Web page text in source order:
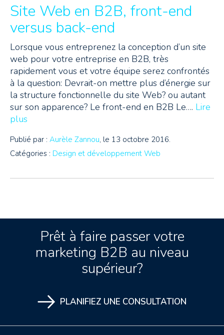
Site Web en B2B, front-end
versus back-end
Lorsque vous entreprenez la conception d’un site
web pour votre entreprise en B2B, très
rapidement vous et votre équipe serez confrontés
à la question: Devrait-on mettre plus d’énergie sur
la structure fonctionnelle du site Web? ou autant
sur son apparence? Le front-end en B2B Le…. Lire
plus
Publié par : Aurèle Zannou, le 13 octobre 2016.
Catégories : Design et développement Web
Prêt à faire passer votre
marketing B2B au niveau
supérieur?
PLANIFIEZ UNE CONSULTATION